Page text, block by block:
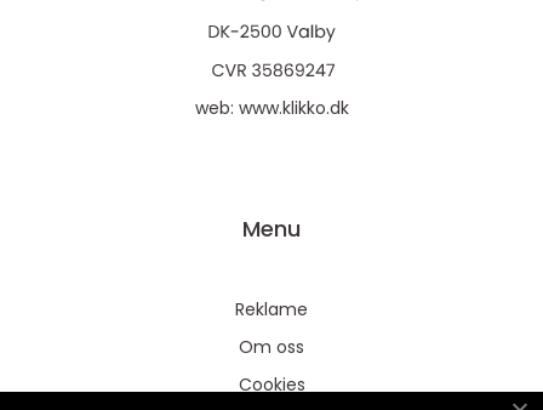
web: www.klikko.dk
Menu
Reklame
Om oss
Cookies